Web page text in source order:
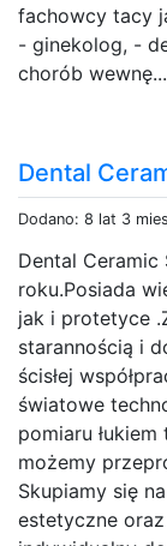
fachowcy tacy
- ginekolog, -
chorób wewnę...
Dental
Dodano: 8 lat 3
Dental Ceramic
roku.Posiada
jak i protetyce
starannością i
ścisłej
światowe
pomiaru
możemy
Skupiamy się
estetyczne